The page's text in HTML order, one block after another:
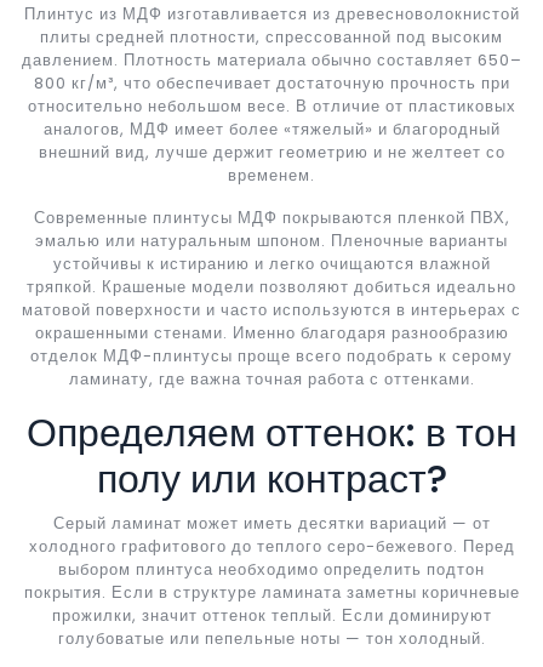
Плинтус из МДФ изготавливается из древесноволокнистой
плиты средней плотности, спрессованной под высоким
давлением. Плотность материала обычно составляет 650–
800 кг/м³, что обеспечивает достаточную прочность при
относительно небольшом весе. В отличие от пластиковых
аналогов, МДФ имеет более «тяжелый» и благородный
внешний вид, лучше держит геометрию и не желтеет со
временем.
Современные плинтусы МДФ покрываются пленкой ПВХ,
эмалью или натуральным шпоном. Пленочные варианты
устойчивы к истиранию и легко очищаются влажной
тряпкой. Крашеные модели позволяют добиться идеально
матовой поверхности и часто используются в интерьерах с
окрашенными стенами. Именно благодаря разнообразию
отделок МДФ-плинтусы проще всего подобрать к серому
ламинату, где важна точная работа с оттенками.
Определяем оттенок: в тон
полу или контраст?
Серый ламинат может иметь десятки вариаций — от
холодного графитового до теплого серо-бежевого. Перед
выбором плинтуса необходимо определить подтон
покрытия. Если в структуре ламината заметны коричневые
прожилки, значит оттенок теплый. Если доминируют
голубоватые или пепельные ноты — тон холодный.